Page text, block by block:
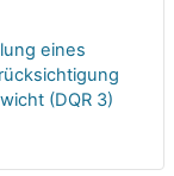
eines
(DQR 3)